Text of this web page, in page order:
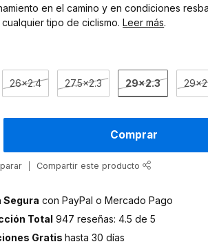
en el camino y en condiciones
tipo de ciclismo.Leer más.
26x2.4 27.5x2.3 29x2.3
Comprar
Compartir este producto
Segura con PayPal o Mercado Pago
Total 947 reseñas: 4.5 de 5
Gratishasta 30 días